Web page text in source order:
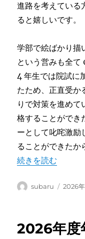
進路を考えている
ると嬉しいです。
学部で絵ばかり描
という営みも全て
4 年生では院試に
たため、正直受か
りで対策を進めて
格することができ
ーとして叱咤激励
ることができたか
“筑波大学大学院
続きを読む
投
subaru
投
2026
2026年度